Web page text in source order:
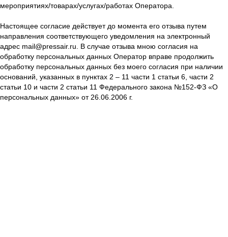
мероприятиях/товарах/услугах/работах Оператора.
Настоящее согласие действует до момента его отзыва путем
направления соответствующего уведомления на электронный
адрес mail@pressair.ru. В случае отзыва мною согласия на
обработку персональных данных Оператор вправе продолжить
обработку персональных данных без моего согласия при наличии
оснований, указанных в пунктах 2 – 11 части 1 статьи 6, части 2
статьи 10 и части 2 статьи 11 Федерального закона №152-ФЗ «О
персональных данных» от 26.06.2006 г.